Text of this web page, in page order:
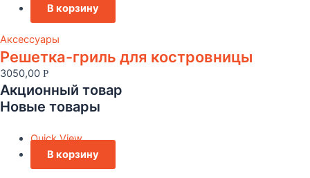
В корзину
Аксессуары
Решетка-гриль для костровницы
3050,00 Р
Акционный товар
Новые товары
Quick View
В корзину